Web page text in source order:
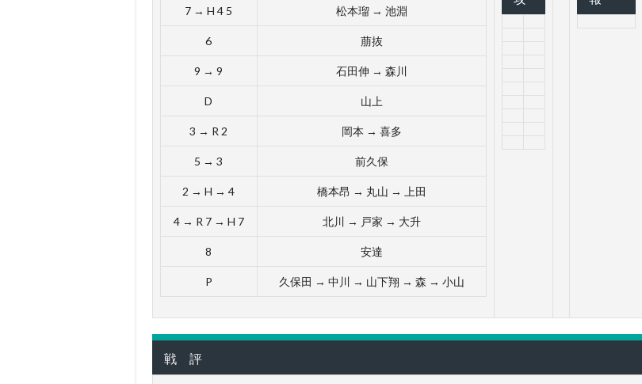
7 → H 4 5 松本瑠 → 池淵
6 萠抜
9 → 9 石田伸 → 森川
D 山上
3 → R 2 岡本 → 喜多
5 → 3 前久保
2 → H → 4 橋本昂 → 丸山 → 上田
4 → R 7 → H 7 北川 → 戸家 → 大升
8 安達
P 久保田 → 中川 → 山下翔 → 森 → 小山
戦 評